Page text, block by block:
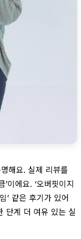
해요. 실제 리뷰를
이에요. ‘오버핏이지
’ 같은 후기가 있어
단계 더 여유 있는 실